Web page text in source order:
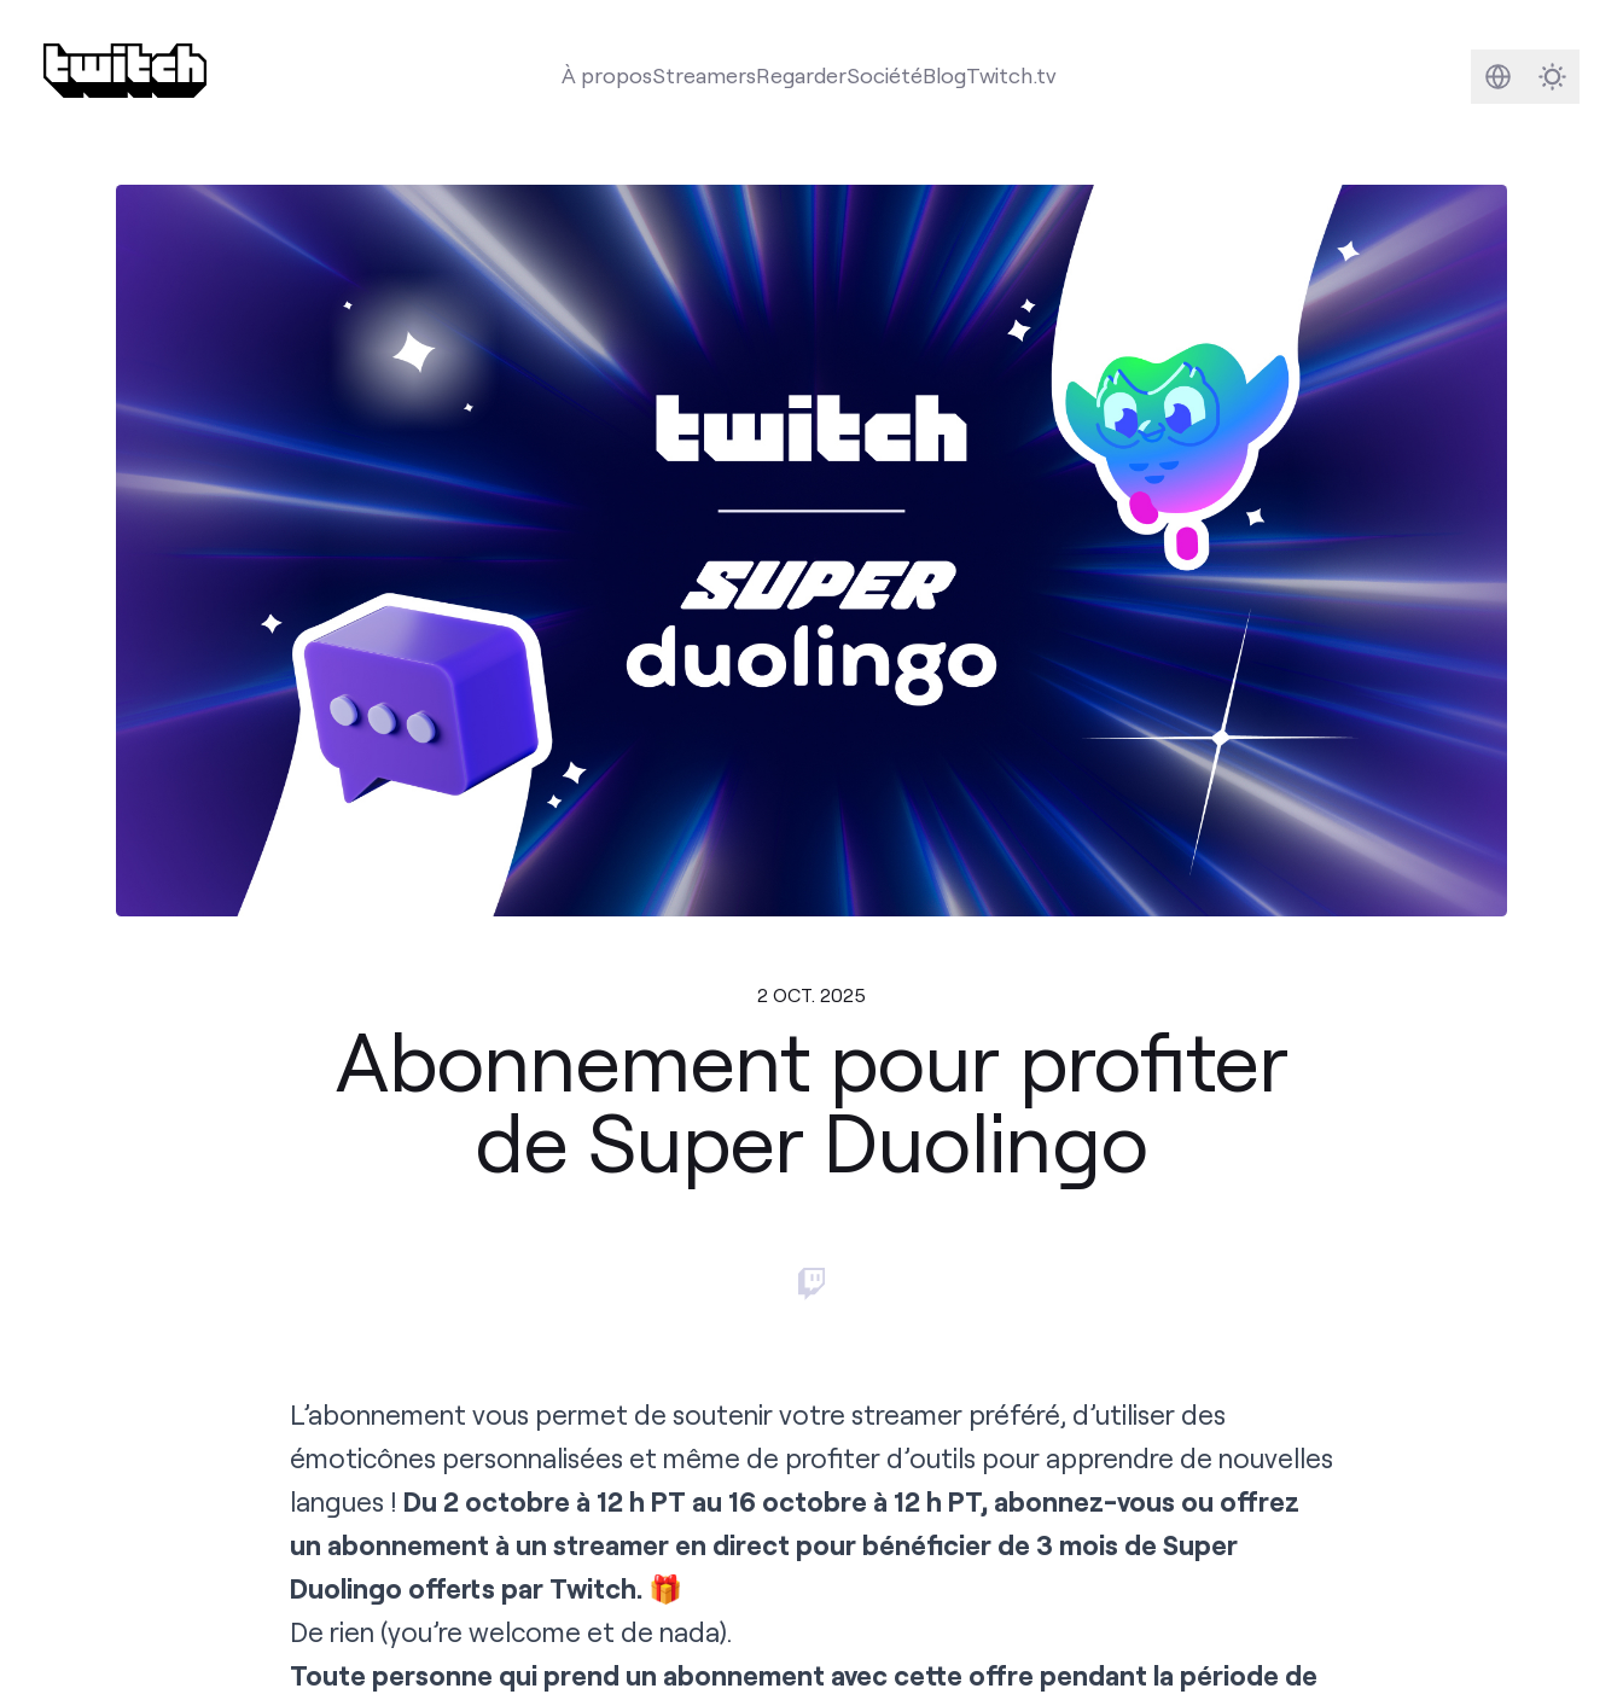
À proposStreamersRegarderSociétéBlogTwitch.tv Rechercher
2 OCT. 2025
Abonnement pour profiter
de Super Duolingo
L’abonnement vous permet de soutenir votre streamer préféré, d’utiliser des
émoticônes personnalisées et même de profiter d’outils pour apprendre de nouvelles
langues ! Du 2 octobre à 12 h PT au 16 octobre à 12 h PT, abonnez-vous ou offrez
un abonnement à un streamer en direct pour bénéficier de 3 mois de Super
Duolingo offerts par Twitch. 🎁
De rien (you’re welcome et de nada).
Toute personne qui prend un abonnement avec cette offre pendant la période de